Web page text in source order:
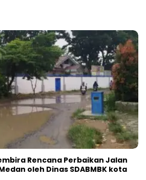
Rencana Perbaikan Jalan
oleh Dinas SDABMBK kota